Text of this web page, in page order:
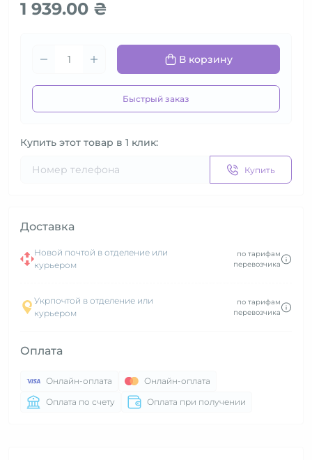
1 939.00 ₴
В корзину
Быстрый заказ
Купить этот товар в 1 клик:
Купить
Доставка
Новой почтой в отделение или
курьером
по тарифам
перевозчика
Укрпочтой в отделение или
курьером
по тарифам
перевозчика
Оплата
Онлайн-оплата
Онлайн-оплата
Оплата по счету
Оплата при получении